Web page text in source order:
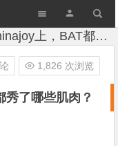
，BAT都秀了哪些肌肉？
了哪些肌肉？
1,826 次浏览